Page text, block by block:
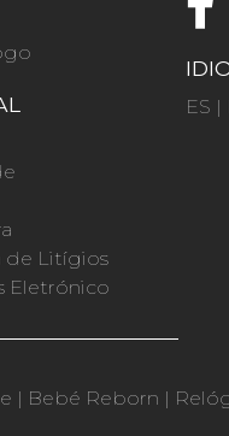
de Litígios
Eletrónico
ES |
| Bebé Reborn |